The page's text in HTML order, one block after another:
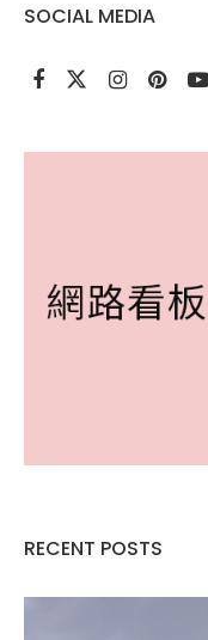
SOCIAL MEDIA
RECENT POSTS